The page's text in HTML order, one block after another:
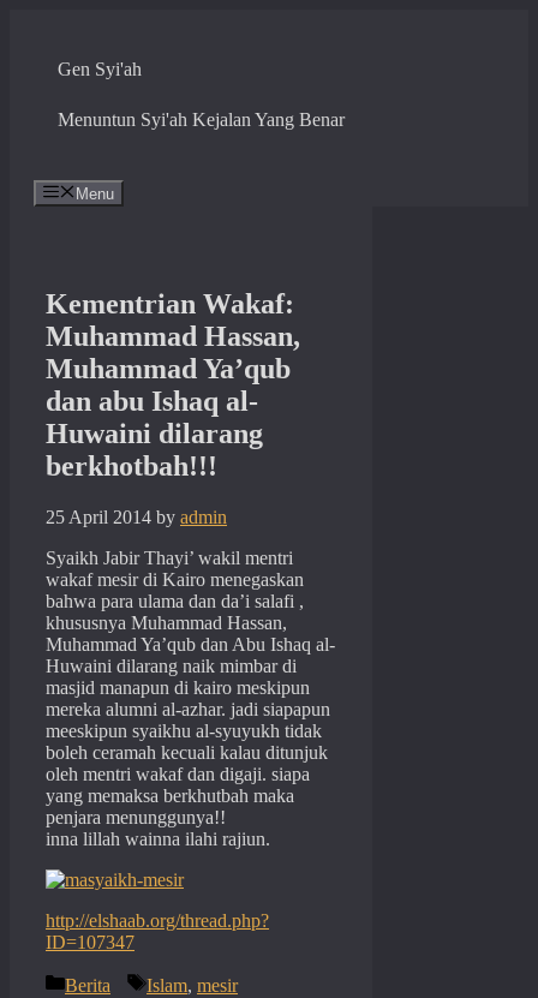
contentGen Syi'ah
Menuntun Syi'ah Kejalan Yang Benar
Menu
Kementrian Wakaf:
Muhammad Hassan,
Muhammad Ya’qub
dan abu Ishaq al-
Huwaini dilarang
berkhotbah!!!
25 April 2014 by admin
Syaikh Jabir Thayi’ wakil mentri
wakaf mesir di Kairo menegaskan
bahwa para ulama dan da’i salafi ,
khususnya Muhammad Hassan,
Muhammad Ya’qub dan Abu Ishaq al-
Huwaini dilarang naik mimbar di
masjid manapun di kairo meskipun
mereka alumni al-azhar. jadi siapapun
meeskipun syaikhu al-syuyukh tidak
boleh ceramah kecuali kalau ditunjuk
oleh mentri wakaf dan digaji. siapa
yang memaksa berkhutbah maka
penjara menunggunya!!
inna lillah wainna ilahi rajiun.
http://elshaab.org/thread.php?
ID=107347
Categories
Berita Tags
Islam, mesir